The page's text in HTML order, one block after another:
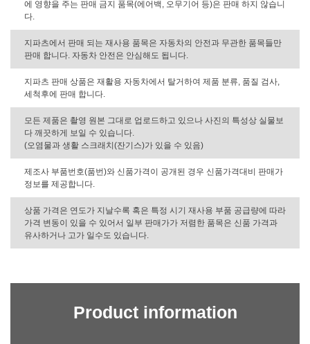
에 영향을 주는 판매 금지 품목(에어백, 오무기어 등)은 판매 하지 않습니
다.
지파츠에서 판매 되는 재사용 품목은 자동차의 안전과 무관한 품목들만
판매 합니다. 자동차 안전은 안심해도 됩니다.
지파츠 판매 상품은 재활용 자동차에서 탈거하여 제품 분류, 품질 검사,
세척후에 판매 합니다.
모든 제품은 촬영 원본 그대로 업로드하고 있으나 사진의 특성상 실물보
다 깨끗하게 보일 수 있습니다.
(오염물과 생활 스크래치(잔기스)가 있을 수 있음)
제조사 부품번호(품번)와 신품가격이 공개된 경우 신품가격대비 판매가
정보를 제공합니다.
상품 가격은 연도가 지날수록 혹은 특정 시기 재사용 부품 공급량에 따라
가격 변동이 있을 수 있어서 일부 판매가가 저렴한 품목은 신품 가격과
유사하거나 고가 일수도 있습니다.
Product information